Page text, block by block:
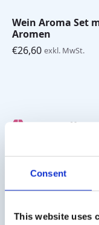
Consent
This website uses
Wein Aroma Set
Aromen
€26,60 exkl. MwSt.
Die
Lieferung auf